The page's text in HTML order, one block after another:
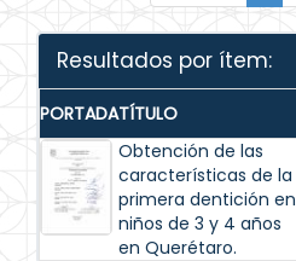
Resultados por ítem:
PORTADATÍTULO
Obtención de las
características de la
primera dentición en
niños de 3 y 4 años
en Querétaro.